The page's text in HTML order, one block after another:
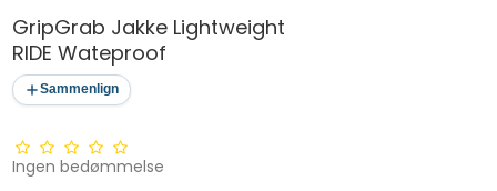
GripGrab Jakke Lightweight
RIDE Wateproof
Sammenlign
Ingen bedømmelse